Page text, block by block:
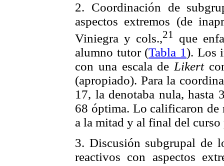
2. Coordinación de
aspectos extremos (de
Viniegra y cols.,21
que
alumno tutor (Tabla 1). Los
con una escala de Likert
(apropiado). Para la
17, la denotaba nula, hasta
68 óptima. Lo calificaron de
a la mitad y al final del curso
3. Discusión subgrupal de
reactivos con aspectos